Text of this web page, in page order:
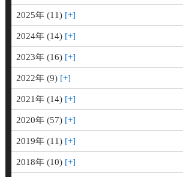
2025年 (11)
2024年 (14)
2023年 (16)
2022年 (9)
2021年 (14)
2020年 (57)
2019年 (11)
2018年 (10)